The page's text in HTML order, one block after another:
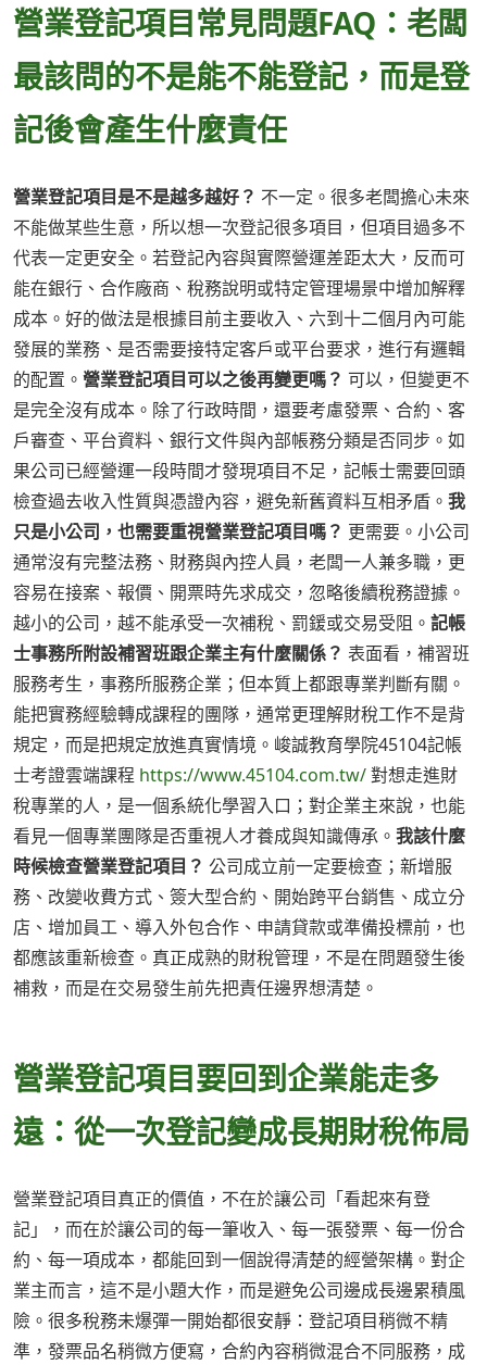
營業登記項目常見問題FAQ：老闆
最該問的不是能不能登記，而是登
記後會產生什麼責任
營業登記項目是不是越多越好？ 不一定。很多老闆擔心未來
不能做某些生意，所以想一次登記很多項目，但項目過多不
代表一定更安全。若登記內容與實際營運差距太大，反而可
能在銀行、合作廠商、稅務說明或特定管理場景中增加解釋
成本。好的做法是根據目前主要收入、六到十二個月內可能
發展的業務、是否需要接特定客戶或平台要求，進行有邏輯
的配置。 營業登記項目可以之後再變更嗎？ 可以，但變更不
是完全沒有成本。除了行政時間，還要考慮發票、合約、客
戶審查、平台資料、銀行文件與內部帳務分類是否同步。如
果公司已經營運一段時間才發現項目不足，記帳士需要回頭
檢查過去收入性質與憑證內容，避免新舊資料互相矛盾。 我
只是小公司，也需要重視營業登記項目嗎？ 更需要。小公司
通常沒有完整法務、財務與內控人員，老闆一人兼多職，更
容易在接案、報價、開票時先求成交，忽略後續稅務證據。
越小的公司，越不能承受一次補稅、罰鍰或交易受阻。 記帳
士事務所附設補習班跟企業主有什麼關係？ 表面看，補習班
服務考生，事務所服務企業；但本質上都跟專業判斷有關。
能把實務經驗轉成課程的團隊，通常更理解財稅工作不是背
規定，而是把規定放進真實情境。峻誠教育學院45104記帳
士考證雲端課程 https://www.45104.com.tw/對想走進財
稅專業的人，是一個系統化學習入口；對企業主來說，也能
看見一個專業團隊是否重視人才養成與知識傳承。 我該什麼
時候檢查營業登記項目？ 公司成立前一定要檢查；新增服
務、改變收費方式、簽大型合約、開始跨平台銷售、成立分
店、增加員工、導入外包合作、申請貸款或準備投標前，也
都應該重新檢查。真正成熟的財稅管理，不是在問題發生後
補救，而是在交易發生前先把責任邊界想清楚。
營業登記項目要回到企業能走多
遠：從一次登記變成長期財稅佈局
營業登記項目真正的價值，不在於讓公司「看起來有登
記」，而在於讓公司的每一筆收入、每一張發票、每一份合
約、每一項成本，都能回到一個說得清楚的經營架構。對企
業主而言，這不是小題大作，而是避免公司邊成長邊累積風
險。很多稅務未爆彈一開始都很安靜：登記項目稍微不精
準，發票品名稍微方便寫，合約內容稍微混合不同服務，成